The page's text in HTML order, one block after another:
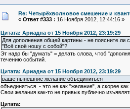
Re: Четырёхволновое смешение и
« Ответ #333 : 16 Ноября 2012, 12:44:16 »
Цитата: Ариадна от 15 Ноября 2012, 23:19:29
Для дополнения общей картины - не поясните
"Всё своё ношу с собой"?
Эт надо бы "думать" = делать слова, чтоб
течению событий.
Цитата: Ариадна от 15 Ноября 2012, 23:19:29
ваше нынешние желание объединиться
объединяться - это не как "желание", а скорее как
Свои желания как-то не привык публично
Цитата: